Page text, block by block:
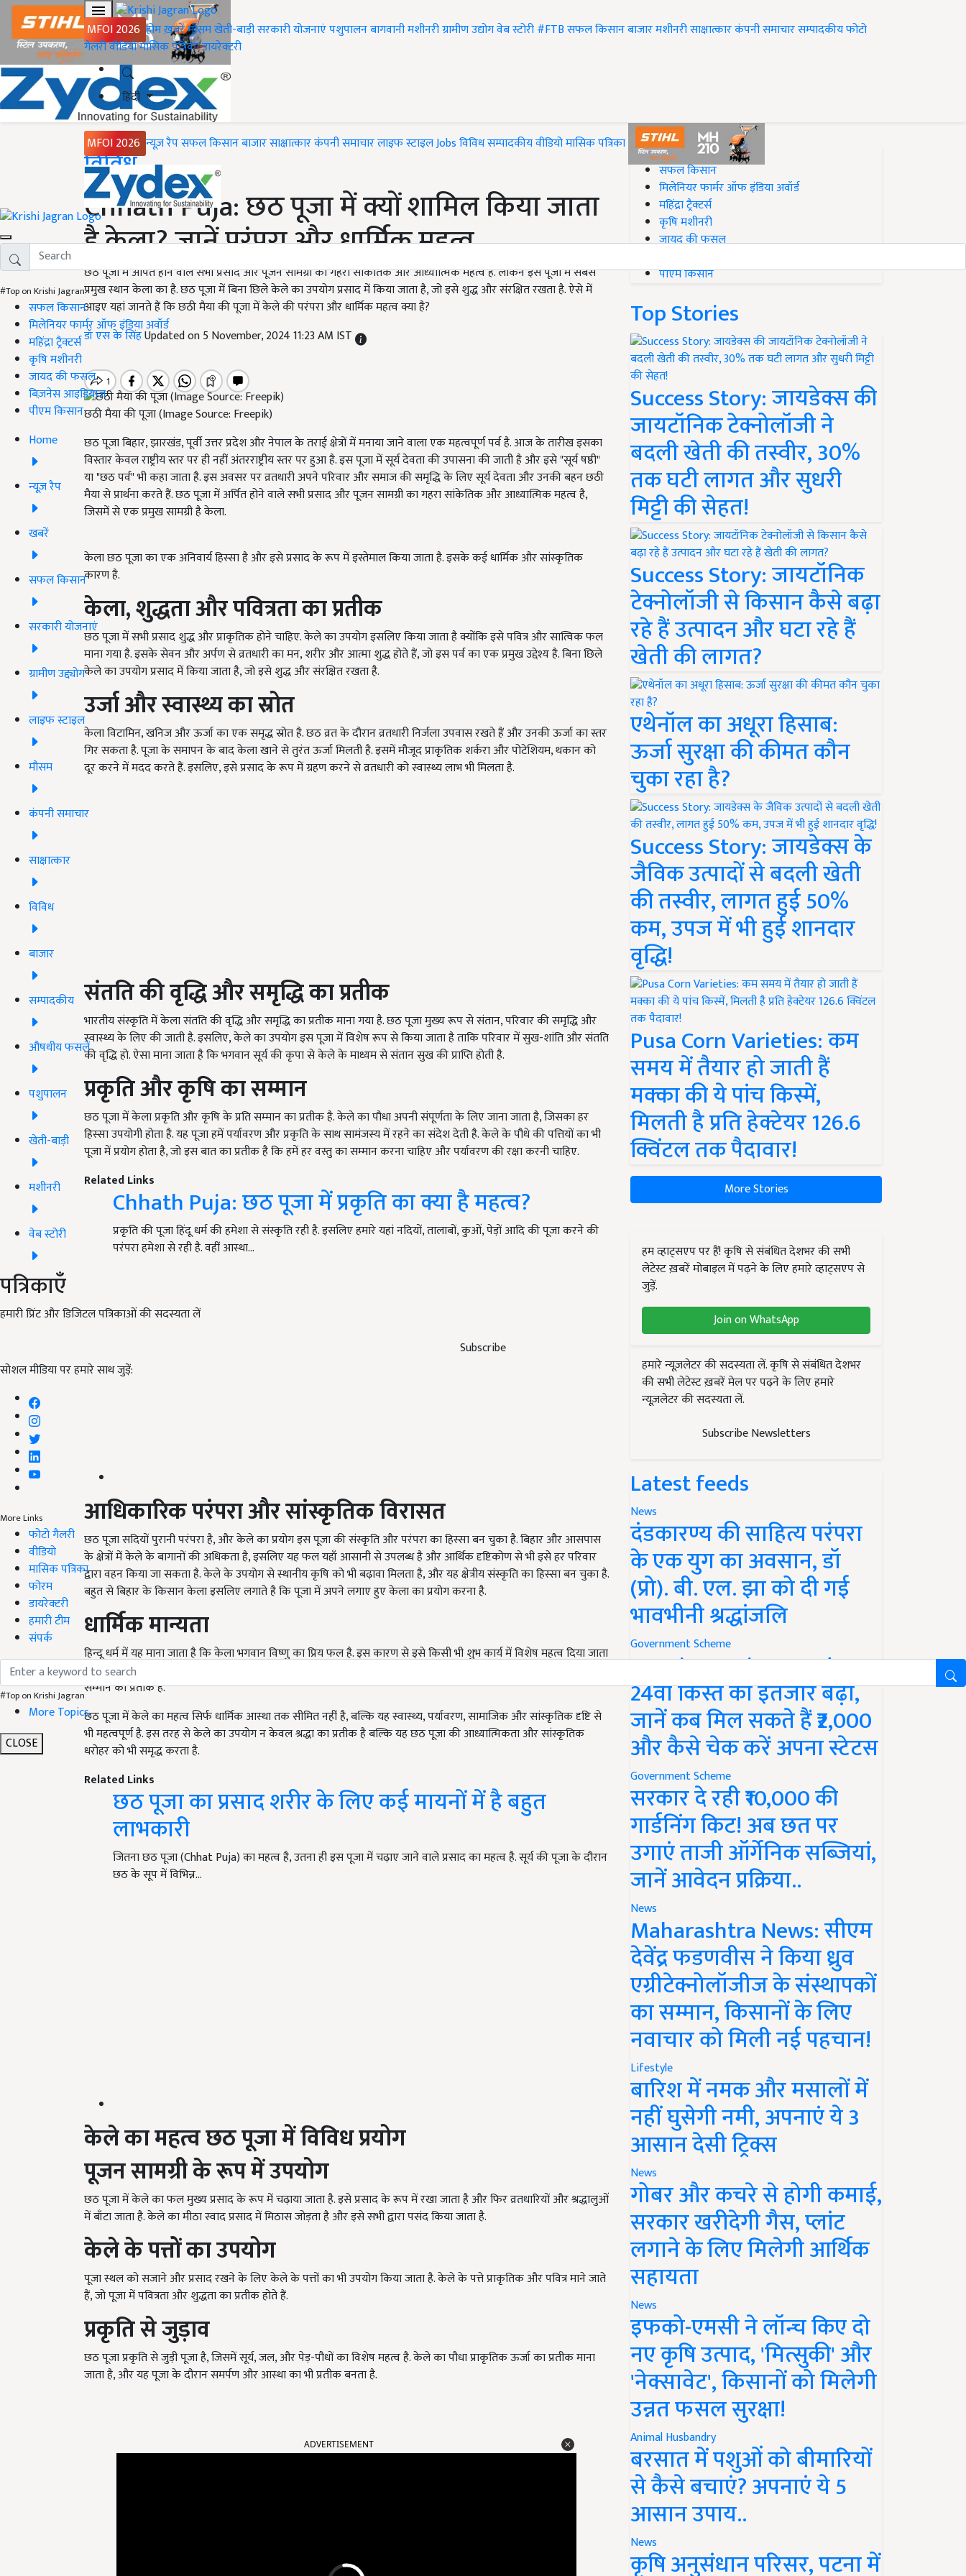
MFOI 2026 होमख़बरेंमौसमखेती-बाड़ीसरकारी योजनाएंपशुपालनबागवानीमशीनरीग्रामीण उद्योगवेब स्टोरी#FTBसफल किसानबाजारमशीनरीसाक्षात्कारकंपनी समाचारसम्पादकीयफोटो
गैलरीवीडियोमासिक पत्रिकाडायरेक्टरी
हिंदी
MFOI 2026 न्यूज़ रैपसफल किसानबाजारसाक्षात्कारकंपनी समाचारलाइफ स्टाइलJobsविविधसम्पादकीयवीडियोमासिक पत्रिका
#Top on Krishi Jagran
सफल किसान
मिलेनियर फार्मर ऑफ इंडिया अवॉर्ड
महिंद्रा ट्रैक्टर्स
कृषि मशीनरी
जायद की फसल
बिज़नेस आइडियाज
पीएम किसान
Home
न्यूज़ रैप
खबरें
सफल किसान
सरकारी योजनाएं
ग्रामीण उद्द्योग
लाइफ स्टाइल
मौसम
कंपनी समाचार
साक्षात्कार
विविध
बाजार
सम्पादकीय
औषधीय फसलें
पशुपालन
खेती-बाड़ी
मशीनरी
वेब स्टोरी
पत्रिकाएँ
हमारी प्रिंट और डिजिटल पत्रिकाओं की सदस्यता लें
Subscribe
सोशल मीडिया पर हमारे साथ जुड़ें:
More Links
फोटो गैलरी
वीडियो
मासिक पत्रिका
फोरम
डायरेक्टरी
हमारी टीम
संपर्क
#Top on Krishi Jagran
More Topics
CLOSE
Home
विविध
Chhath Puja: छठ पूजा में क्यों शामिल किया जाता
है केला? जानें परंपरा और धार्मिक महत्व
छठ पूजा में अर्पित होने वाले सभी प्रसाद और पूजन सामग्री का गहरा सांकेतिक और आध्यात्मिक महत्व है. लेकिन इस पूजा में सबसे
प्रमुख स्थान केला का है. छठ पूजा में बिना छिले केले का उपयोग प्रसाद में किया जाता है, जो इसे शुद्ध और संरक्षित रखता है. ऐसे में
आइए यहां जानते हैं कि छठी मैया की पूजा में केले की परंपरा और धार्मिक महत्व क्या है?
डॉ एस के सिंहUpdated on 5 November, 2024 11:23 AM IST
छठी मैया की पूजा (Image Source: Freepik)
छठ पूजा बिहार, झारखंड, पूर्वी उत्तर प्रदेश और नेपाल के तराई क्षेत्रों में मनाया जाने वाला एक महत्वपूर्ण पर्व है. आज के तारीख इसका
विस्तार केवल राष्ट्रीय स्तर पर ही नहीं अंतरराष्ट्रीय स्तर पर हुआ है. इस पूजा में सूर्य देवता की उपासना की जाती है और इसे "सूर्य षष्ठी"
या "छठ पर्व" भी कहा जाता है. इस अवसर पर व्रतधारी अपने परिवार और समाज की समृद्धि के लिए सूर्य देवता और उनकी बहन छठी
मैया से प्रार्थना करते हैं. छठ पूजा में अर्पित होने वाले सभी प्रसाद और पूजन सामग्री का गहरा सांकेतिक और आध्यात्मिक महत्व है,
जिसमें से एक प्रमुख सामग्री है केला.
केला छठ पूजा का एक अनिवार्य हिस्सा है और इसे प्रसाद के रूप में इस्तेमाल किया जाता है. इसके कई धार्मिक और सांस्कृतिक
कारण है.
केला,शुद्धता और पवित्रता का प्रतीक
छठ पूजा में सभी प्रसाद शुद्ध और प्राकृतिक होने चाहिए. केले का उपयोग इसलिए किया जाता है क्योंकि इसे पवित्र और सात्विक फल
माना गया है. इसके सेवन और अर्पण से व्रतधारी का मन, शरीर और आत्मा शुद्ध होते हैं, जो इस पर्व का एक प्रमुख उद्देश्य है. बिना छिले
केले का उपयोग प्रसाद में किया जाता है, जो इसे शुद्ध और संरक्षित रखता है.
उर्जा और स्वास्थ्य का स्रोत
केला विटामिन, खनिज और ऊर्जा का एक समृद्ध स्रोत है. छठ व्रत के दौरान व्रतधारी निर्जला उपवास रखते हैं और उनकी ऊर्जा का स्तर
गिर सकता है. पूजा के समापन के बाद केला खाने से तुरंत ऊर्जा मिलती है. इसमें मौजूद प्राकृतिक शर्करा और पोटेशियम, थकान को
दूर करने में मदद करते हैं. इसलिए, इसे प्रसाद के रूप में ग्रहण करने से व्रतधारी को स्वास्थ्य लाभ भी मिलता है.
संतति की वृद्धि और समृद्धि का प्रतीक
भारतीय संस्कृति में केला संतति की वृद्धि और समृद्धि का प्रतीक माना गया है. छठ पूजा मुख्य रूप से संतान, परिवार की समृद्धि और
स्वास्थ्य के लिए की जाती है. इसलिए, केले का उपयोग इस पूजा में विशेष रूप से किया जाता है ताकि परिवार में सुख-शांति और संतति
की वृद्धि हो. ऐसा माना जाता है कि भगवान सूर्य की कृपा से केले के माध्यम से संतान सुख की प्राप्ति होती है.
प्रकृति और कृषि का सम्मान
छठ पूजा में केला प्रकृति और कृषि के प्रति सम्मान का प्रतीक है. केले का पौधा अपनी संपूर्णता के लिए जाना जाता है, जिसका हर
हिस्सा उपयोगी होता है. यह पूजा हमें पर्यावरण और प्रकृति के साथ सामंजस्य में रहने का संदेश देती है. केले के पौधे की पत्तियों का भी
पूजा में प्रयोग होता है, जो इस बात का प्रतीक है कि हमें हर वस्तु का सम्मान करना चाहिए और पर्यावरण की रक्षा करनी चाहिए.
Related Links
Chhath Puja: छठ पूजा में प्रकृति का क्या है महत्व?
प्रकृति की पूजा हिंदू धर्म की हमेशा से संस्कृति रही है. इसलिए हमारे यहां नदियों, तालाबों, कुओं, पेड़ों आदि की पूजा करने की
परंपरा हमेशा से रही है. वहीं आस्था…
आधिकारिक परंपरा और सांस्कृतिक विरासत
छठ पूजा सदियों पुरानी परंपरा है, और केले का प्रयोग इस पूजा की संस्कृति और परंपरा का हिस्सा बन चुका है. बिहार और आसपास
के क्षेत्रों में केले के बागानों की अधिकता है, इसलिए यह फल यहाँ आसानी से उपलब्ध है और आर्थिक दृष्टिकोण से भी इसे हर परिवार
द्वारा वहन किया जा सकता है. केले के उपयोग से स्थानीय कृषि को भी बढ़ावा मिलता है, और यह क्षेत्रीय संस्कृति का हिस्सा बन चुका है.
बहुत से बिहार के किसान केला इसलिए लगाते है कि पूजा में अपने लगाए हुए केला का प्रयोग करना है.
धार्मिक मान्यता
हिन्दू धर्म में यह माना जाता है कि केला भगवान विष्णु का प्रिय फल है. इस कारण से इसे किसी भी शुभ कार्य में विशेष महत्व दिया जाता
है. छठ पूजा में भगवान सूर्य की उपासना की जाती है, जो भगवान विष्णु के ही रूप माने जाते हैं. इसलिए केला अर्पित करना उनके प्रति
सम्मान का प्रतीक है.
छठ पूजा में केले का महत्व सिर्फ धार्मिक आस्था तक सीमित नहीं है, बल्कि यह स्वास्थ्य, पर्यावरण, सामाजिक और सांस्कृतिक दृष्टि से
भी महत्वपूर्ण है. इस तरह से केले का उपयोग न केवल श्रद्धा का प्रतीक है बल्कि यह छठ पूजा की आध्यात्मिकता और सांस्कृतिक
धरोहर को भी समृद्ध करता है.
Related Links
छठ पूजा का प्रसाद शरीर के लिए कई मायनों में है बहुत
लाभकारी
जितना छठ पूजा (Chhat Puja) का महत्व है, उतना ही इस पूजा में चढ़ाए जाने वाले प्रसाद का महत्व है. सूर्य की पूजा के दौरान
छठ के सूप में विभिन्न…
केले का महत्व छठ पूजा में विविध प्रयोग
पूजन सामग्री के रूप में उपयोग
छठ पूजा में केले का फल मुख्य प्रसाद के रूप में चढ़ाया जाता है. इसे प्रसाद के रूप में रखा जाता है और फिर व्रतधारियों और श्रद्धालुओं
में बाँटा जाता है. केले का मीठा स्वाद प्रसाद में मिठास जोड़ता है और इसे सभी द्वारा पसंद किया जाता है.
केले के पत्तों का उपयोग
पूजा स्थल को सजाने और प्रसाद रखने के लिए केले के पत्तों का भी उपयोग किया जाता है. केले के पत्ते प्राकृतिक और पवित्र माने जाते
हैं, जो पूजा में पवित्रता और शुद्धता का प्रतीक होते हैं.
प्रकृति से जुड़ाव
छठ पूजा प्रकृति से जुड़ी पूजा है, जिसमें सूर्य, जल, और पेड़-पौधों का विशेष महत्व है. केले का पौधा प्राकृतिक ऊर्जा का प्रतीक माना
जाता है, और यह पूजा के दौरान समर्पण और आस्था का भी प्रतीक बनता है.
#Top on Krishi Jagran
सफल किसान
मिलेनियर फार्मर ऑफ इंडिया अवॉर्ड
महिंद्रा ट्रैक्टर्स
कृषि मशीनरी
जायद की फसल
पीएम किसान
Top Stories
Success Story: जायडेक्स की
जायटॉनिक टेक्नोलॉजी ने
बदली खेती की तस्वीर, 30%
तक घटी लागत और सुधरी
मिट्टी की सेहत!
Success Story: जायटॉनिक
टेक्नोलॉजी से किसान कैसे बढ़ा
रहे हैं उत्पादन और घटा रहे हैं
खेती की लागत?
एथेनॉल का अधूरा हिसाब:
ऊर्जा सुरक्षा की कीमत कौन
चुका रहा है?
Success Story: जायडेक्स के
जैविक उत्पादों से बदली खेती
की तस्वीर, लागत हुई 50%
कम, उपज में भी हुई शानदार
वृद्धि!
Pusa Corn Varieties: कम
समय में तैयार हो जाती हैं
मक्का की ये पांच किस्में,
मिलती है प्रति हेक्टेयर 126.6
क्विंटल तक पैदावार!
More Stories
हम व्हाट्सएप पर हैं! कृषि से संबंधित देशभर की सभी
लेटेस्ट ख़बरें मोबाइल में पढ़ने के लिए हमारे व्हाट्सएप से
जुड़ें.
Join on WhatsApp
हमारे न्यूज़लेटर की सदस्यता लें. कृषि से संबंधित देशभर
की सभी लेटेस्ट ख़बरें मेल पर पढ़ने के लिए हमारे
न्यूज़लेटर की सदस्यता लें.
Subscribe Newsletters
Latest feeds
News
दंडकारण्य की साहित्य परंपरा
के एक युग का अवसान, डॉ
(प्रो). बी. एल. झा को दी गई
भावभीनी श्रद्धांजलि
Government Scheme
PM Kisan Yojana Update:
24वीं किस्त का इंतजार बढ़ा,
जानें कब मिल सकते हैं ₹2,000
और कैसे चेक करें अपना स्टेटस
Government Scheme
सरकार दे रही ₹10,000 की
गार्डनिंग किट! अब छत पर
उगाएं ताजी ऑर्गेनिक सब्जियां,
जानें आवेदन प्रक्रिया..
News
Maharashtra News: सीएम
देवेंद्र फडणवीस ने किया ध्रुव
एग्रीटेक्नोलॉजीज के संस्थापकों
का सम्मान, किसानों के लिए
नवाचार को मिली नई पहचान!
Lifestyle
बारिश में नमक और मसालों में
नहीं घुसेगी नमी, अपनाएं ये 3
आसान देसी ट्रिक्स
News
गोबर और कचरे से होगी कमाई,
सरकार खरीदेगी गैस, प्लांट
लगाने के लिए मिलेगी आर्थिक
सहायता
News
इफको-एमसी ने लॉन्च किए दो
नए कृषि उत्पाद, 'मित्सुकी' और
'नेक्सावेट', किसानों को मिलेगी
उन्नत फसल सुरक्षा!
Animal Husbandry
बरसात में पशुओं को बीमारियों
से कैसे बचाएं? अपनाएं ये 5
आसान उपाय..
News
कृषि अनुसंधान परिसर, पटना में